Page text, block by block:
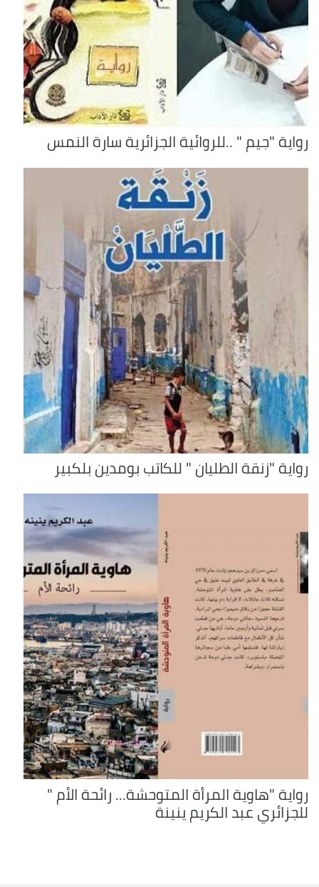
رواية "جيم " ..للروائية الجزائرية سارة النمس
رواية "زنقة الطليان " للكاتب بومدين بلكبير
رواية "هاوية المرأة المتوحشة... رائحة الأم "
للجزائري عبد الكريم ينينة